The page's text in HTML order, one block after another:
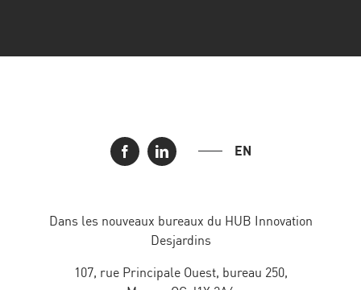
EN
Dans les nouveaux bureaux du HUB Innovation
Desjardins
107, rue Principale Ouest, bureau 250,